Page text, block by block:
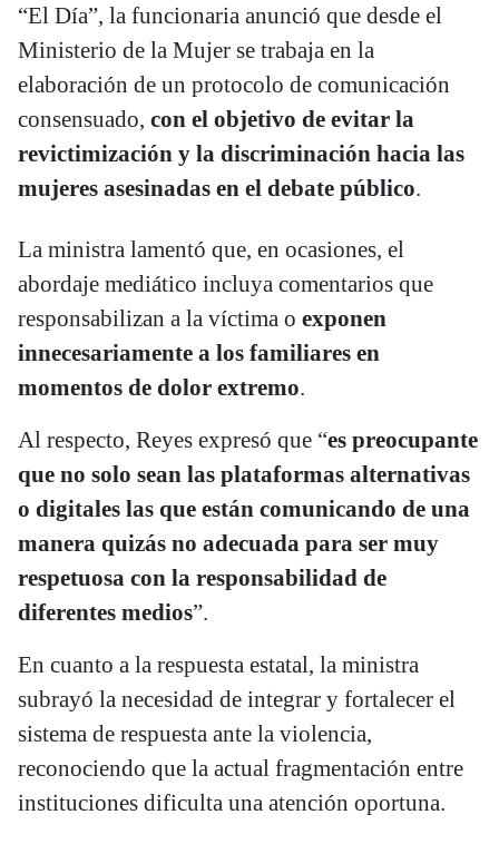
“El Día”, la funcionaria anunció que desde el
Ministerio de la Mujer se trabaja en la
elaboración de un protocolo de comunicación
consensuado, con el objetivo de evitar la
revictimización y la discriminación hacia las
mujeres asesinadas en el debate público.
La ministra lamentó que, en ocasiones, el
abordaje mediático incluya comentarios que
responsabilizan a la víctima o exponen
innecesariamente a los familiares en
momentos de dolor extremo.
Al respecto, Reyes expresó que “es preocupante
que no solo sean las plataformas alternativas
o digitales las que están comunicando de una
manera quizás no adecuada para ser muy
respetuosa con la responsabilidad de
diferentes medios”.
En cuanto a la respuesta estatal, la ministra
subrayó la necesidad de integrar y fortalecer el
sistema de respuesta ante la violencia,
reconociendo que la actual fragmentación entre
instituciones dificulta una atención oportuna.